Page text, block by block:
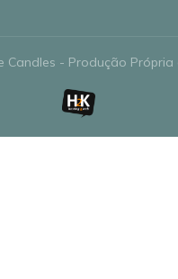
Candles - Produção Própria